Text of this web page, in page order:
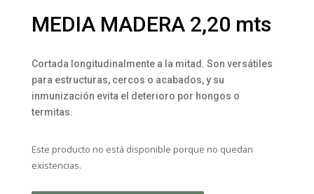
MEDIA MADERA 2,20 mts
Cortada longitudinalmente a la mitad. Son versátiles
para estructuras, cercos o acabados, y su
inmunización evita el deterioro por hongos o
termitas.
Este producto no está disponible porque no quedan
existencias.